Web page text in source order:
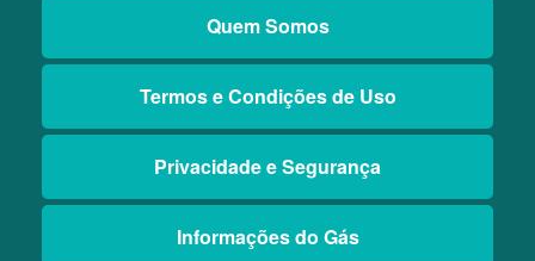
Quem Somos
Termos e Condições de Uso
Privacidade e Segurança
Informações do Gás